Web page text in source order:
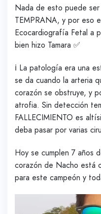
Nada de esto puede ser
TEMPRANA, y por eso
Ecocardiografía Fetal a
bien hizo Tamara ✅
ℹ La patología era una
se da cuando la arteria
corazón se obstruye, y
atrofia. Sin detección
FALLECIMIENTO es
deba pasar por varias
Hoy se cumplen 7 años
corazón de Nacho está
para este campeón y